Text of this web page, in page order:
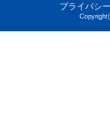
プライバシ